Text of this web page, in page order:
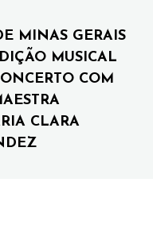
MINAS GERAIS
MUSICAL
COM
CLARA